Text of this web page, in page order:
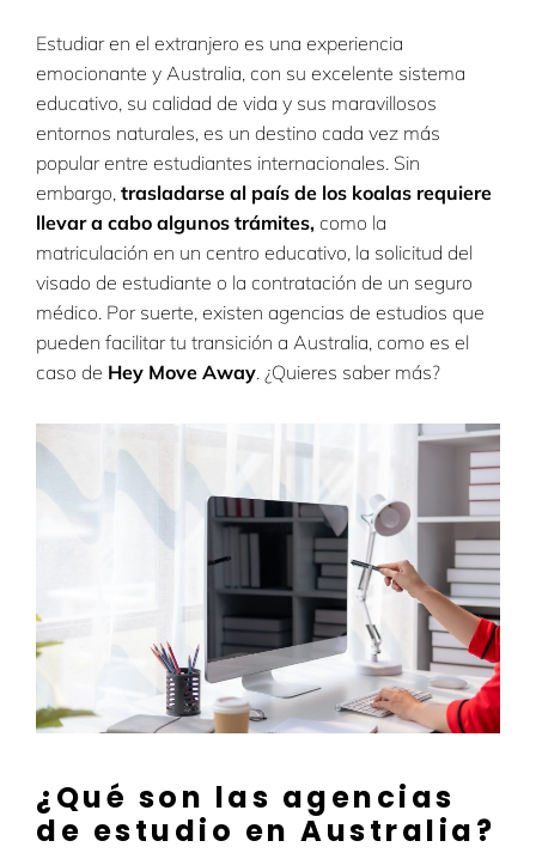
Estudiar en el extranjero es una experiencia
emocionante y Australia, con su excelente sistema
educativo, su calidad de vida y sus maravillosos
entornos naturales, es un destino cada vez más
popular entre estudiantes internacionales. Sin
embargo, trasladarse al país de los koalas requiere
llevar a cabo algunos trámites, como la
matriculación en un centro educativo, la solicitud del
visado de estudiante o la contratación de un seguro
médico. Por suerte, existen agencias de estudios que
pueden facilitar tu transición a Australia, como es el
caso de Hey Move Away. ¿Quieres saber más?
¿Qué son las agencias
de estudio en Australia?